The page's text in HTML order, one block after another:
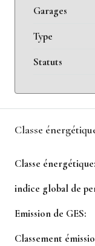
Garages
Type
Statuts
Classe
Classe énergétique:
indice global de
Emission de GES:
Classement